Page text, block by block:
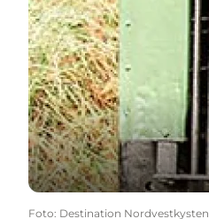
Foto: Destination Nordvestkysten